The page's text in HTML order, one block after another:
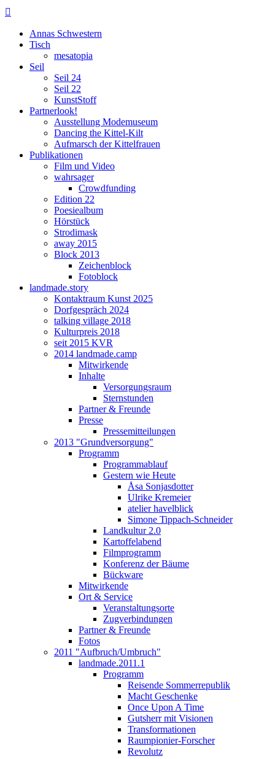

Annas Schwestern
Tisch
mesatopia
Seil
Seil 24
Seil 22
KunstStoff
Partnerlook!
Ausstellung Modemuseum
Dancing the Kittel-Kilt
Aufmarsch der Kittelfrauen
Publikationen
Film und Video
wahrsager
Crowdfunding
Edition 22
Poesiealbum
Hörstück
Strodimask
away 2015
Block 2013
Zeichenblock
Fotoblock
landmade.story
Kontaktraum Kunst 2025
Dorfgespräch 2024
talking village 2018
Kulturpreis 2018
seit 2015 KVR
2014 landmade.camp
Mitwirkende
Inhalte
Versorgungsraum
Sternstunden
Partner & Freunde
Presse
Pressemitteilungen
2013 "Grundversorgung"
Programm
Programmablauf
Gestern wie Heute
Åsa Sonjasdotter
Ulrike Kremeier
atelier havelblick
Simone Tippach-Schneider
Landkultur 2.0
Kartoffelabend
Filmprogramm
Konferenz der Bäume
Bückware
Mitwirkende
Ort & Service
Veranstaltungsorte
Zugverbindungen
Partner & Freunde
Fotos
2011 "Aufbruch/Umbruch"
landmade.2011.1
Programm
Reisende Sommerrepublik
Macht Geschenke
Once Upon A Time
Gutsherr mit Visionen
Transformationen
Raumpionier-Forscher
Revolutz